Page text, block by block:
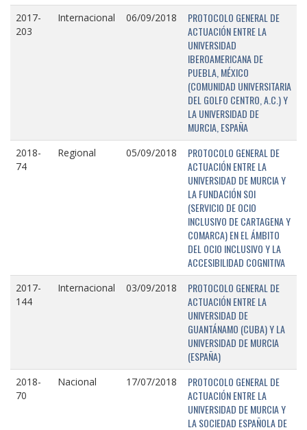
2017-
203
Internacional 06/09/2018
PROTOCOLO GENERAL DE
ACTUACIÓN ENTRE LA
UNIVERSIDAD
IBEROAMERICANA DE
PUEBLA, MÉXICO
(COMUNIDAD UNIVERSITARIA
DEL GOLFO CENTRO, A.C.) Y
LA UNIVERSIDAD DE
MURCIA, ESPAÑA
2018-
74
Regional 05/09/2018
PROTOCOLO GENERAL DE
ACTUACIÓN ENTRE LA
UNIVERSIDAD DE MURCIA Y
LA FUNDACIÓN SOI
(SERVICIO DE OCIO
INCLUSIVO DE CARTAGENA Y
COMARCA) EN EL ÁMBITO
DEL OCIO INCLUSIVO Y LA
ACCESIBILIDAD COGNITIVA
2017-
144
Internacional 03/09/2018
PROTOCOLO GENERAL DE
ACTUACIÓN ENTRE LA
UNIVERSIDAD DE
GUANTÁNAMO (CUBA) Y LA
UNIVERSIDAD DE MURCIA
(ESPAÑA)
2018-
70
Nacional 17/07/2018
PROTOCOLO GENERAL DE
ACTUACIÓN ENTRE LA
UNIVERSIDAD DE MURCIA Y
LA SOCIEDAD ESPAÑOLA DE